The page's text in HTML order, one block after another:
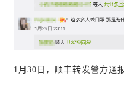
1月30日，顺丰转发警方通